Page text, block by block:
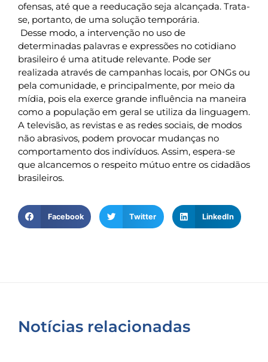
ofensas, até que a reeducação seja alcançada. Trata-
se, portanto, de uma solução temporária.
Desse modo, a intervenção no uso de
determinadas palavras e expressões no cotidiano
brasileiro é uma atitude relevante. Pode ser
realizada através de campanhas locais, por ONGs ou
pela comunidade, e principalmente, por meio da
mídia, pois ela exerce grande influência na maneira
como a população em geral se utiliza da linguagem.
A televisão, as revistas e as redes sociais, de modos
não abrasivos, podem provocar mudanças no
comportamento dos indivíduos. Assim, espera-se
que alcancemos o respeito mútuo entre os cidadãos
brasileiros.
Facebook Twitter LinkedIn
Notícias relacionadas